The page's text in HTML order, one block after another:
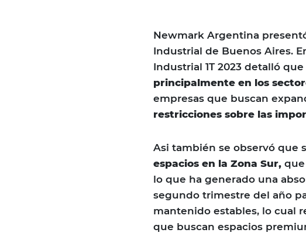
Newmark Argentina
Industrial de Buenos Aires.
Industrial 1T 2023 detalló que
principalmente en los
empresas que buscan
restricciones sobre las
Asi también se observó que
espacios en la Zona Sur,
lo que ha generado una
segundo trimestre del año
mantenido estables, lo cual
que buscan espacios